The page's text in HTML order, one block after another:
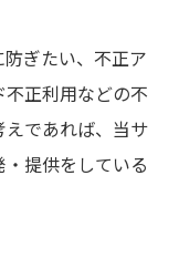
ぎたい、不正ア
正利用などの不
えであれば、当サ
・提供をしている